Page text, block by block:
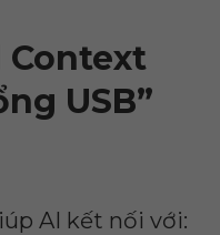
Context
USB”
AI kết nối với: